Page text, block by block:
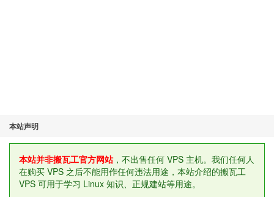
本站声明
本站并非搬瓦工官方网站，不出售任何 VPS 主机。我们任何人
在购买 VPS 之后不能用作任何违法用途，本站介绍的搬瓦工
VPS 可用于学习 Linux 知识、正规建站等用途。